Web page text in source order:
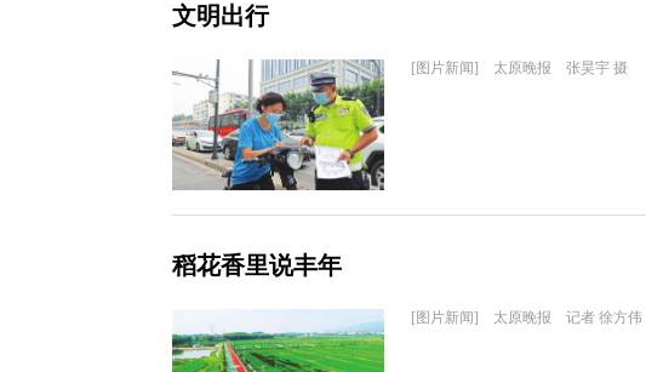
文明出行
[图片新闻] 太原晚报 张昊宇 摄
稻花香里说丰年
[图片新闻] 太原晚报 记者 徐方伟